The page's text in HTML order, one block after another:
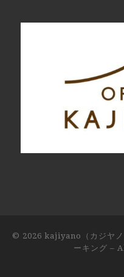
© 2026 kajiyano（カジヤノ
ーキング –